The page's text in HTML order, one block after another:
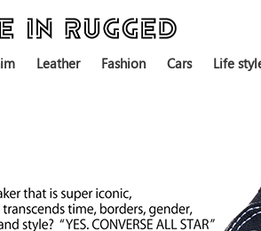
Leather Fashion Cars Life